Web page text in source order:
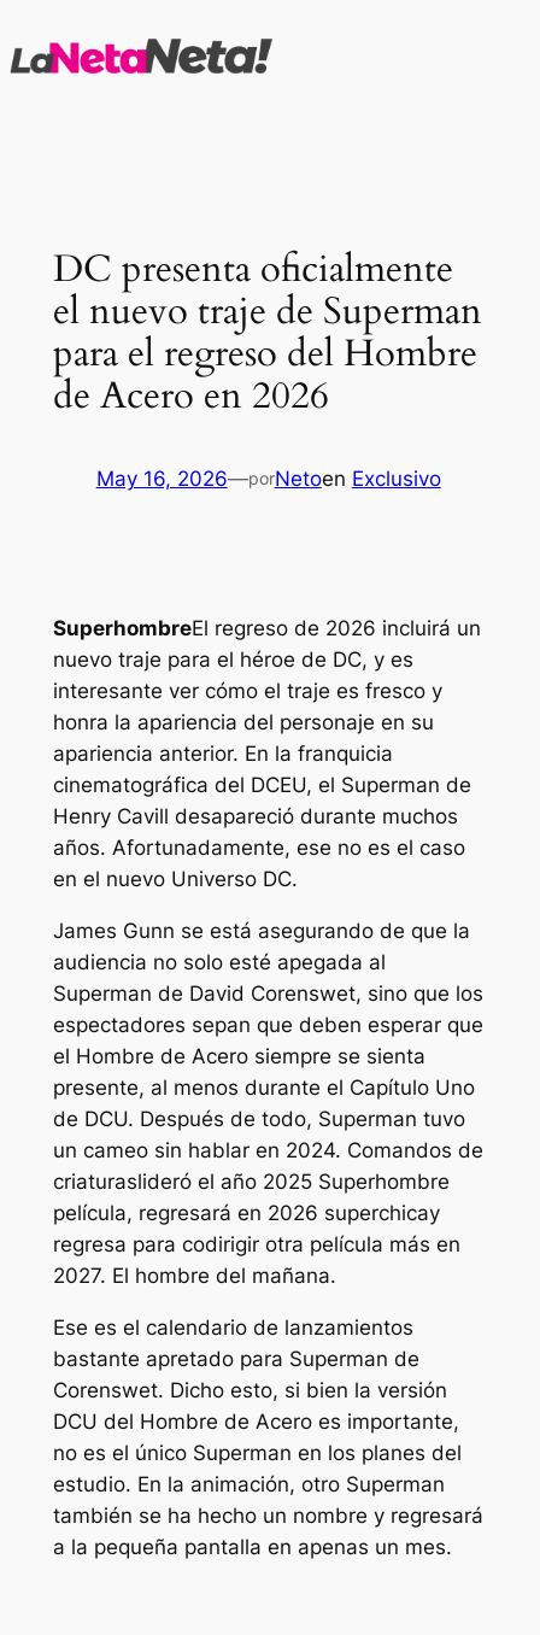
al
DC presenta oficialmente
el nuevo traje de Superman
para el regreso del Hombre
de Acero en 2026
May 16, 2026—porNetoen Exclusivo
SuperhombreEl regreso de 2026 incluirá un
nuevo traje para el héroe de DC, y es
interesante ver cómo el traje es fresco y
honra la apariencia del personaje en su
apariencia anterior. En la franquicia
cinematográfica del DCEU, el Superman de
Henry Cavill desapareció durante muchos
años. Afortunadamente, ese no es el caso
en el nuevo Universo DC.
James Gunn se está asegurando de que la
audiencia no solo esté apegada al
Superman de David Corenswet, sino que los
espectadores sepan que deben esperar que
el Hombre de Acero siempre se sienta
presente, al menos durante el Capítulo Uno
de DCU. Después de todo, Superman tuvo
un cameo sin hablar en 2024. Comandos de
criaturaslideró el año 2025 Superhombre
película, regresará en 2026 superchicay
regresa para codirigir otra película más en
2027. El hombre del mañana.
Ese es el calendario de lanzamientos
bastante apretado para Superman de
Corenswet. Dicho esto, si bien la versión
DCU del Hombre de Acero es importante,
no es el único Superman en los planes del
estudio. En la animación, otro Superman
también se ha hecho un nombre y regresará
a la pequeña pantalla en apenas un mes.